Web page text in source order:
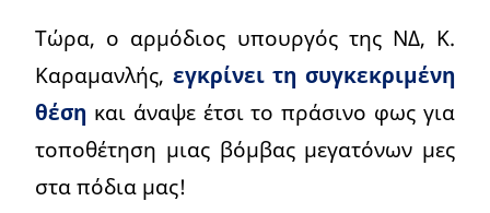
Τώρα, ο αρμόδιος υπουργός της ΝΔ, Κ.
Καραμανλής, εγκρίνει τη συγκεκριμένη
θέση και άναψε έτσι το πράσινο φως για
τοποθέτηση μιας βόμβας μεγατόνων μες
στα πόδια μας!